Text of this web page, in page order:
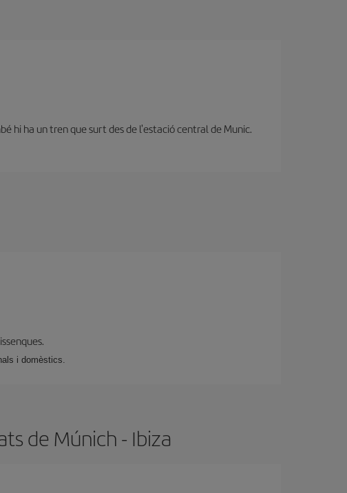
hi ha un tren que surt des de l'estació central de Munic.
i domèstics.
de Múnich - Ibiza